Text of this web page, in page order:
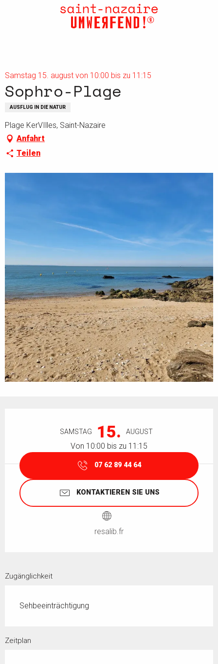
Samstag 15. august von 10:00 bis zu 11:15
Sophro-Plage
AUSFLUG IN DIE NATUR
Plage KerVIlles, Saint-Nazaire
Anfahrt
Teilen
SAMSTAG 15. AUGUST
Von 10:00 bis zu 11:15
07 62 89 44 64
KONTAKTIEREN SIE UNS
resalib.fr
Zugänglichkeit
Sehbeeinträchtigung
Zeitplan